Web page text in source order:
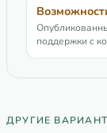
поддержки с
ДРУГИЕ